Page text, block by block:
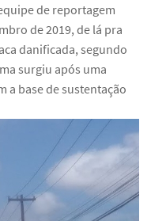
de reportagem
de 2019, de lá pra
danificada, segundo
surgiu após uma
a base de sustentação